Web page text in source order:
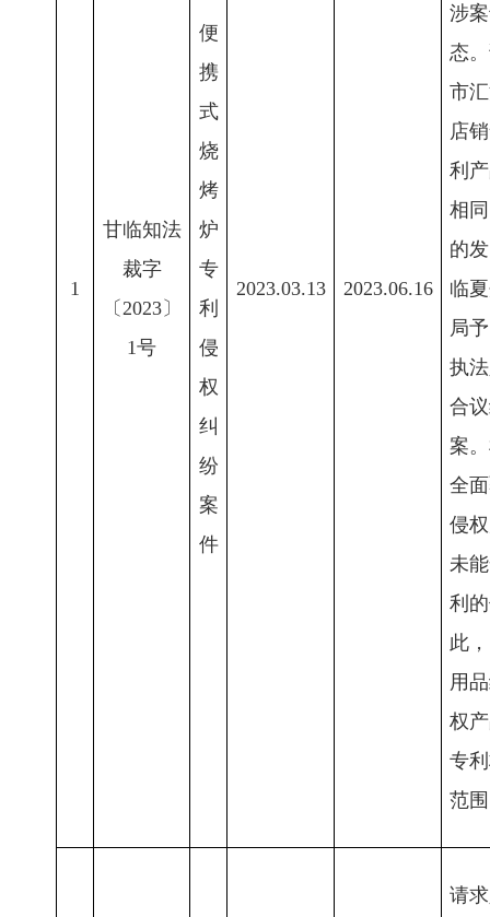
1
甘临知法
裁字
〔2023〕
1号
便
携
式
烧
烤
炉
专
利
侵
权
纠
纷
案
件
2023.03.13 2023.06.16
涉
态
市
店
利
相
的
临
局
执
合
案
全
侵
未
利
此
用
权
专
范
请